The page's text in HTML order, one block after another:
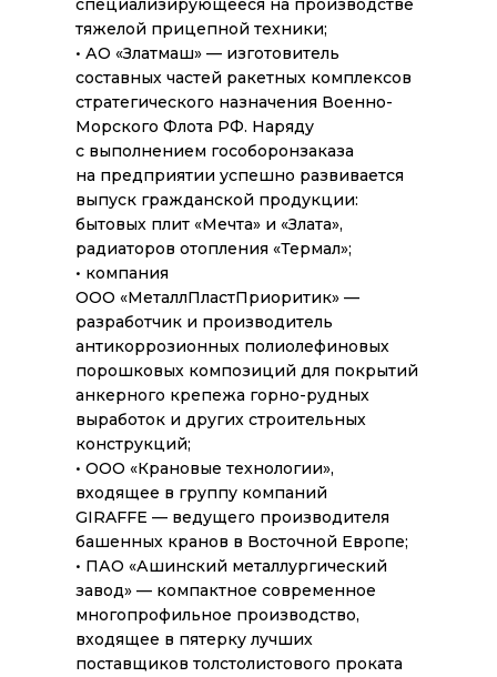
специализирующееся на производстве
тяжелой прицепной техники;
• АО «Златмаш» — изготовитель
составных частей ракетных комплексов
стратегического назначения Военно-
Морского Флота РФ. Наряду
с выполнением гособоронзаказа
на предприятии успешно развивается
выпуск гражданской продукции:
бытовых плит «Мечта» и «Злата»,
радиаторов отопления «Термал»;
• компания
ООО «МеталлПластПриоритик» —
разработчик и производитель
антикоррозионных полиолефиновых
порошковых композиций для покрытий
анкерного крепежа горно-рудных
выработок и других строительных
конструкций;
• ООО «Крановые технологии»,
входящее в группу компаний
GIRAFFE — ведущего производителя
башенных кранов в Восточной Европе;
• ПАО «Ашинский металлургический
завод» — компактное современное
многопрофильное производство,
входящее в пятерку лучших
поставщиков толстолистового проката